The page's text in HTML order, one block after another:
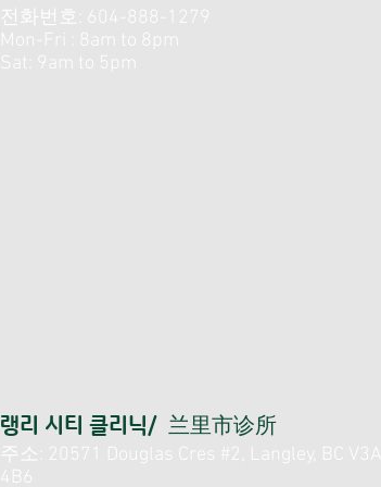
전화번호: 604-888-1279
Mon-Fri : 8am to 8pm
Sat: 9am to 5pm
랭리 시티 클리닉/ 兰里市诊所
주소: 20571 Douglas Cres #2, Langley, BC V3A
4B6